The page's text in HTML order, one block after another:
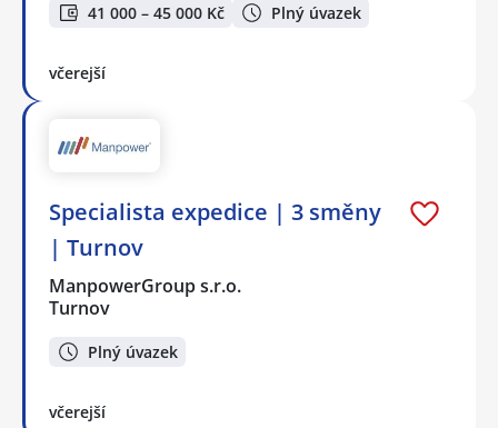
41 000 – 45 000 Kč Plný úvazek
včerejší
Specialista expedice | 3 směny
| Turnov
ManpowerGroup s.r.o.
Turnov
Plný úvazek
včerejší